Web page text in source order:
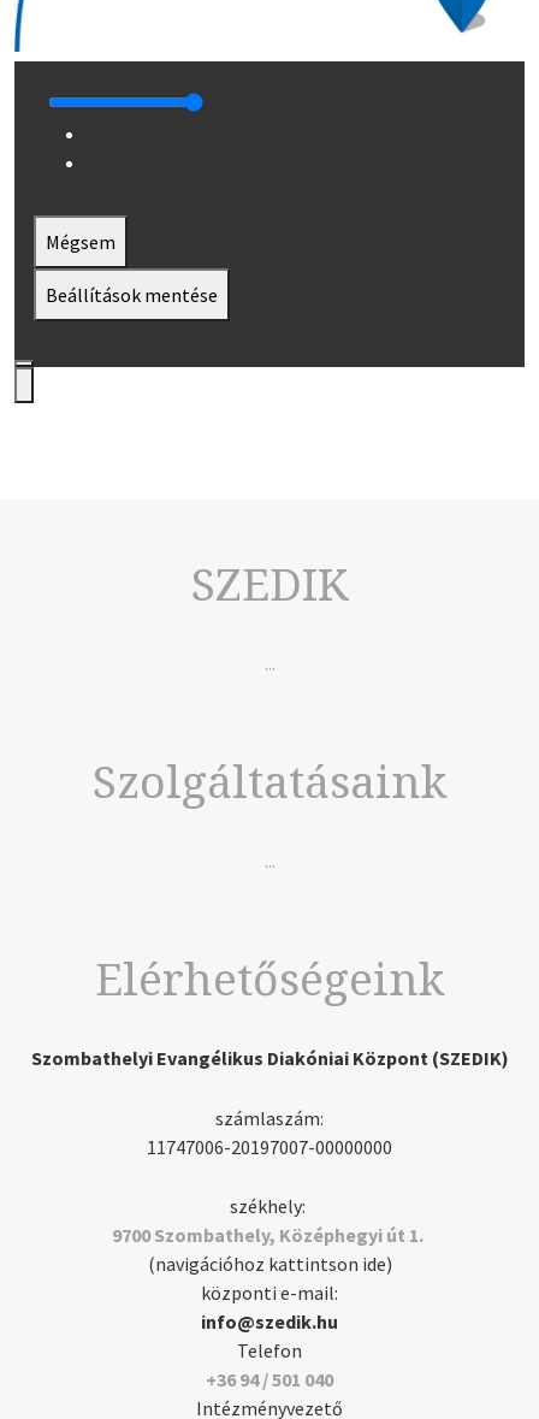
Mégsem
Beállítások mentése
SZEDIK
...
Szolgáltatásaink
...
Elérhetőségeink
Szombathelyi Evangélikus Diakóniai Központ (SZEDIK)
számlaszám:
11747006-20197007-00000000
székhely:
9700 Szombathely, Középhegyi út 1.
(navigációhoz kattintson ide)
központi e-mail:
info@szedik.hu
Telefon
+36 94 / 501 040
Intézményvezető